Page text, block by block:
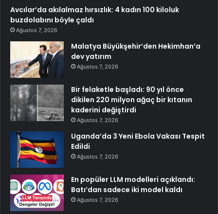
Avcılar’da akılalmaz hırsızlık: 4 kadın 100 kiloluk
buzdolabını böyle çaldı
Ağustos 7, 2026
Malatya Büyükşehir’den Hekimhan’a
dev yatırım
Ağustos 7, 2026
Bir felaketle başladı: 90 yıl önce
dikilen 220 milyon ağaç bir kıtanın
kaderini değiştirdi
Ağustos 7, 2026
Uganda’da 3 Yeni Ebola Vakası Tespit
Edildi
Ağustos 7, 2026
En popüler LLM modelleri açıklandı:
Batı’dan sadece iki model kaldı
Ağustos 7, 2026